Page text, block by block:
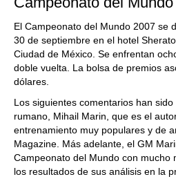
El Campeonato del Mundo 2007 se
30 de septiembre en el hotel
Ciudad de México. Se enfrentan
doble vuelta. La bolsa de premios
dólares.
Los siguientes comentarios han
rumano, Mihail Marin, que es el
entrenamiento muy populares y de
Magazine. Más adelante, el GM
Campeonato del Mundo con mucho
los resultados de sus análisis en la